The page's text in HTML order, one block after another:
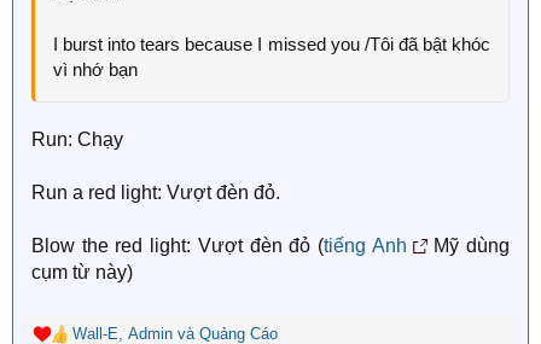
I burst into tears because I missed you /Tôi đã bật khóc
vì nhớ bạn
Run: Chạy
Run a red light: Vượt đèn đỏ.
Blow the red light: Vượt đèn đỏ (tiếng Anh
Mỹ dùng
cụm từ này)
Wall-E, Admin và Quảng Cáo